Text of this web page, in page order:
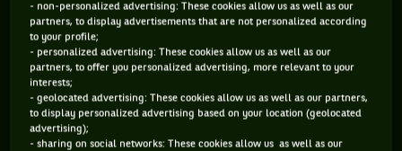
se brouiller publiquement avec son rival du soir. Dix jours
plus tard, ils doivent disputer, ensemble, la finale de la
Coupe Davis face à la France et offrir le premier Saladier
d'argent à la Suisse.
- non-personalized advertising: These cookies allow us as well as our
partners, to display advertisements that are not personalized according
to your profile;
- personalized advertising: These cookies allow us as well as our
partners, to offer you personalized advertising, more relevant to your
interests;
- geolocated advertising: These cookies allow us as well as our partners,
to display personalized advertising based on your location (geolocated
advertising);
- sharing on social networks: These cookies allow us as well as our